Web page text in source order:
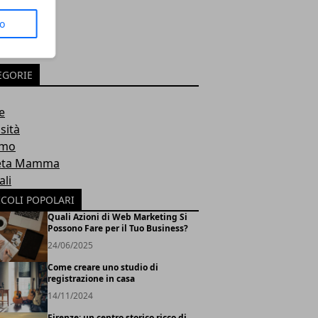
Mamma
POPOLARI
Quali Azioni di Web Marketing Si
Possono Fare per il Tuo Business?
24/06/2025
Come creare uno studio di
registrazione in casa
14/11/2024